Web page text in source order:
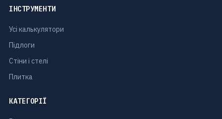
ІНСТРУМЕНТИ
Усі калькулятори
Підлоги
Стіни і стелі
Плитка
КАТЕГОРІЇ